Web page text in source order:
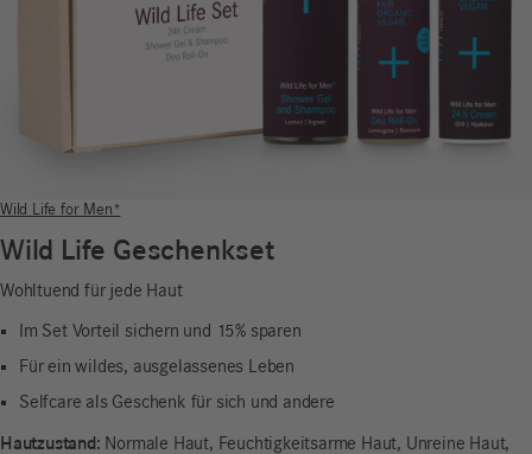
Wild Life for Men*
Wild Life Geschenkset
Wohltuend für jede Haut
Im Set Vorteil sichern und 15% sparen
Für einwildes, ausgelassenes Leben
Selfcare als Geschenk für sich und andere
Hautzustand: Normale Haut, Feuchtigkeitsarme Haut, Unreine Haut,